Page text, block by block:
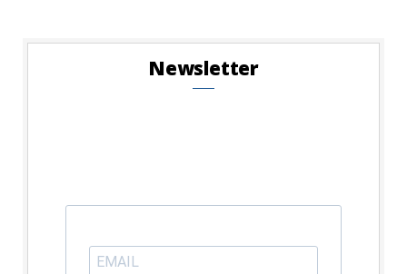
Newsletter